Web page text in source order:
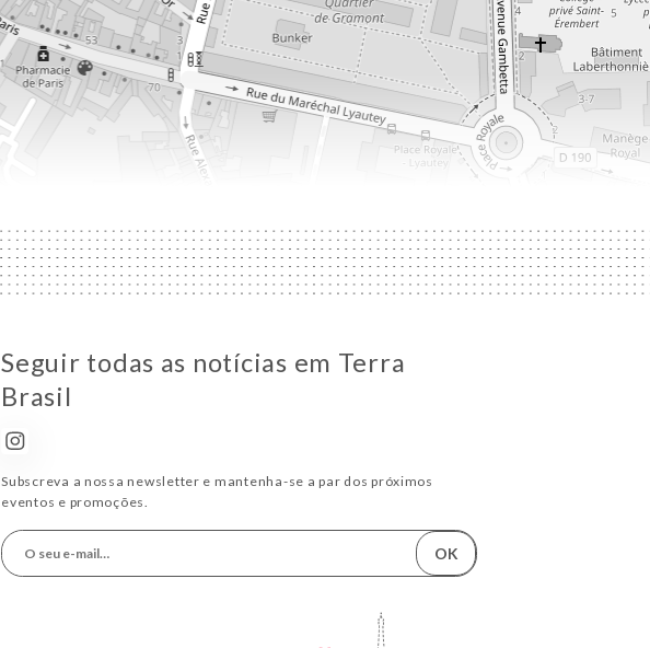
Seguir todas as notícias em Terra
Brasil
Subscreva a nossa newsletter e mantenha-se a par dos próximos
eventos e promoções.
OK